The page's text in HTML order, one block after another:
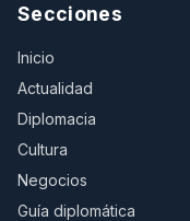
Secciones
Inicio
Actualidad
Diplomacia
Cultura
Negocios
Guía diplomática